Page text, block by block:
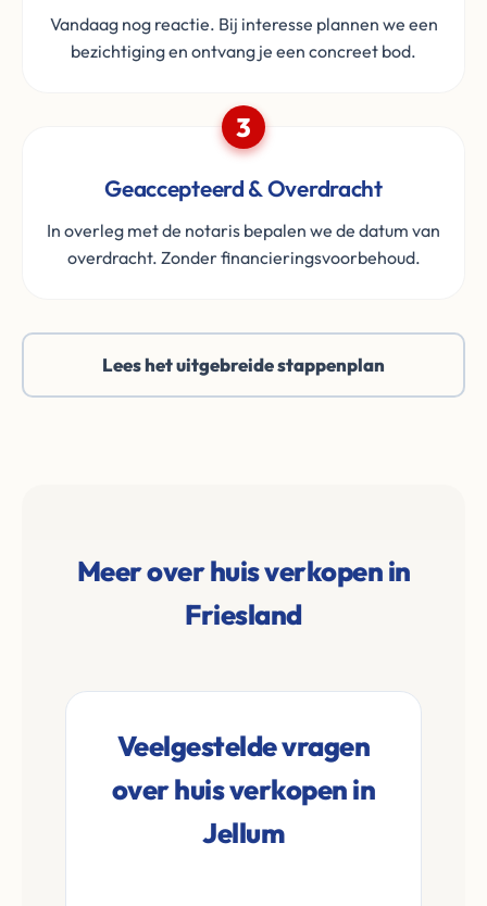
Vandaag nog reactie. Bij interesse plannen we een
bezichtiging en ontvang je een concreet bod.
3
Geaccepteerd & Overdracht
In overleg met de notaris bepalen we de datum van
overdracht. Zonder financieringsvoorbehoud.
Lees het uitgebreide stappenplan
Meer over huis verkopen in
Friesland
Veelgestelde vragen
over huis verkopen in
Jellum